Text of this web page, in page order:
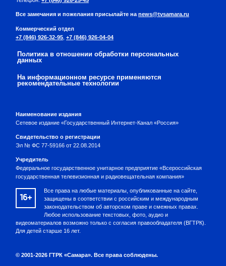
Все замечания и пожелания присылайте наnews@tvsamara.ru
Коммерческий отдел
+7 (846) 926-32-95 +7 (846) 926-04-04
Политика в отношении обработки персональных
данных
На информационном ресурсе применяются
рекомендательные технологии
Наименование издания
Сетевое издание «Государственный Интернет-Канал «Россия»
Свидетельство о регистрации
Эл № ФС 77-59166 от 22.08.2014
Учредитель
Федеральное государственное унитарное предприятие «Всероссийская
государственная телевизионная и радиовещательная компания»
16+
Все права на любые материалы, опубликованные на сайте,
защищены в соответствии с российским и международным
законодательством об авторском праве и смежных правах.
Любое использование текстовых, фото, аудио и
видеоматериалов возможно только с согласия правообладателя (ВГТРК).
Для детей старше 16 лет.
© 2001-2026 ГТРК «Самара». Все права соблюдены.